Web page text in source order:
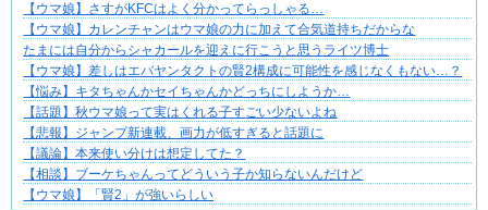
【ウマ娘】さすがKFCはよく分かってらっしゃる…
【ウマ娘】カレンチャンはウマ娘の力に加えて合気道持ちだからな
たまには自分からシャカールを迎えに行こうと思うライツ博士
【ウマ娘】差しはエバヤンタクトの賢2構成に可能性を感じなくもない…？
【悩み】キタちゃんかセイちゃんかどっちにしようか…
【話題】秋ウマ娘って実はくれる子すごい少ないよね
【悲報】ジャンプ新連載、画力が低すぎると話題に
【議論】本来使い分けは想定してた？
【相談】ブーケちゃんってどういう子か知らないんだけど
【ウマ娘】「賢2」が強いらしい